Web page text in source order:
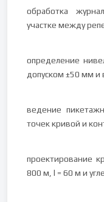
обработка
участке между
определение
допуском ±50 мм
ведение
точек кривой и
проектирование
800 м, l = 60 м и